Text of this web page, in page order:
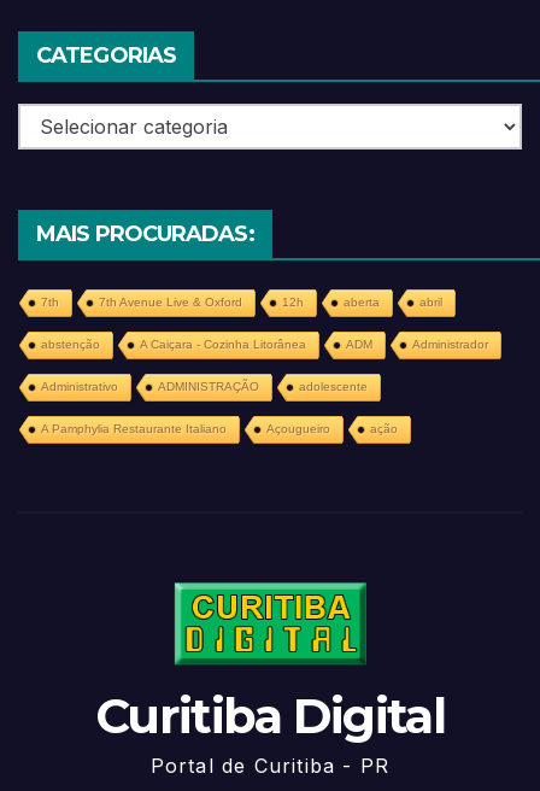
CATEGORIAS
Categorias
MAIS PROCURADAS:
7th 7th Avenue Live & Oxford 12h aberta abril
abstenção A Caiçara - Cozinha Litorânea ADM Administrador
Administrativo ADMINISTRAÇÃO adolescente
A Pamphylia Restaurante Italiano Açougueiro ação
Curitiba Digital
Portal de Curitiba - PR